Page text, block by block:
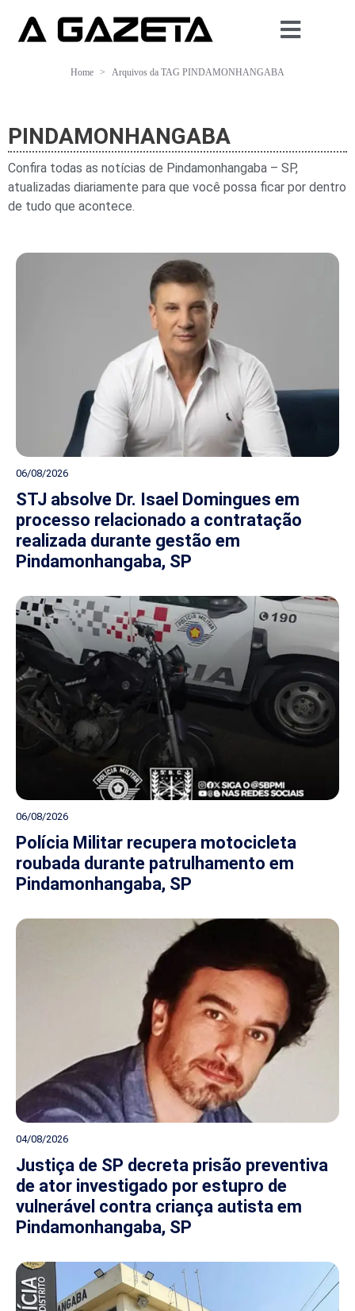
Home Arquivos da TAG PINDAMONHANGABA
PINDAMONHANGABA
Confira todas as notícias de Pindamonhangaba – SP,
atualizadas diariamente para que você possa ficar por dentro
de tudo que acontece.
06/08/2026
STJ absolve Dr. Isael Domingues em
processo relacionado a contratação
realizada durante gestão em
Pindamonhangaba, SP
06/08/2026
Polícia Militar recupera motocicleta
roubada durante patrulhamento em
Pindamonhangaba, SP
04/08/2026
Justiça de SP decreta prisão preventiva
de ator investigado por estupro de
vulnerável contra criança autista em
Pindamonhangaba, SP